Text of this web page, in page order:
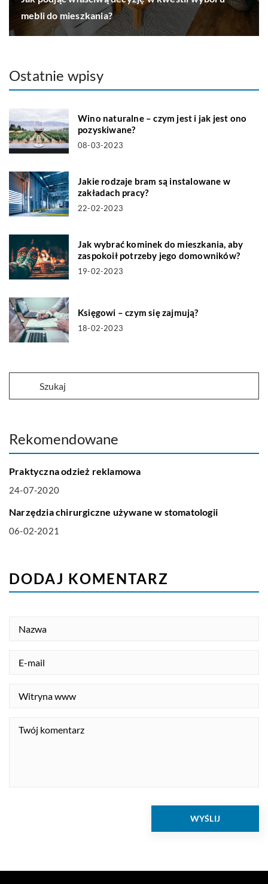
mebli do mieszkania?
Ostatnie wpisy
Wino naturalne – czym jest i jak jest ono
pozyskiwane?
08-03-2023
Jakie rodzaje bram są instalowane w
zakładach pracy?
22-02-2023
Jak wybrać kominek do mieszkania, aby
zaspokoił potrzeby jego domowników?
19-02-2023
Księgowi – czym się zajmują?
18-02-2023
Rekomendowane
BIZNES I FINANSE
Praktyczna odzież reklamowa
24-07-2020
ZDROWY STYL ŻYCIA
Narzędzia chirurgiczne używane w stomatologii
06-02-2021
DODAJ KOMENTARZ